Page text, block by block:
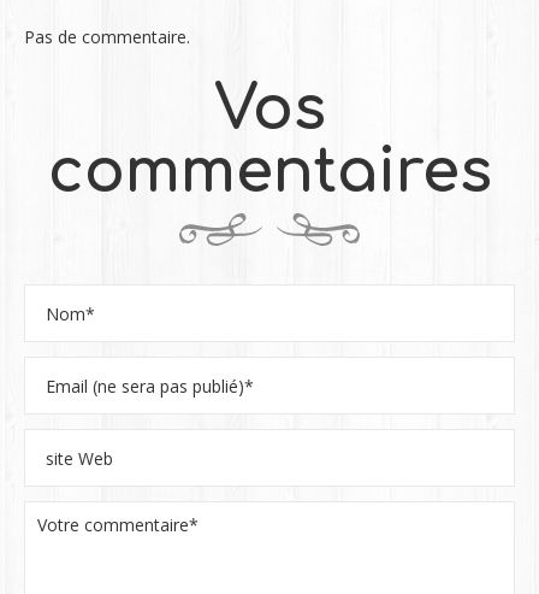
Pas de commentaire.
Vos
commentaires